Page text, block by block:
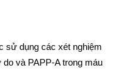
sử dụng các xét nghiệm
và PAPP-A trong máu